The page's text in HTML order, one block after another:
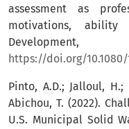
assessment as
motivations, ability
https://doi.org/10.1080/
Pinto, A.D.; Jalloul, H.;
Abichou, T. (2022).
U.S. Municipal Solid